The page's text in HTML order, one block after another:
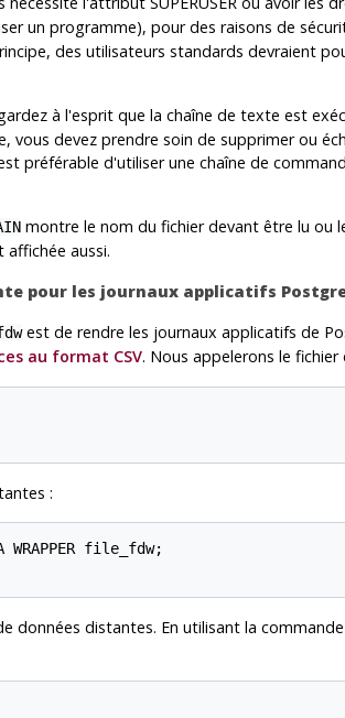
un programme), pour des raisons de
des utilisateurs standards devraient
à l'esprit que la chaîne de texte est
vous devez prendre soin de supprimer ou
préférable d'utiliser une chaîne de
montre le nom du fichier devant être lu ou
aussi.
pour les journaux applicatifs
est de rendre les journaux applicatifs de
au format CSV. Nous appelerons le fichier
:
WRAPPER file_fdw;
données distantes. En utilisant la commande